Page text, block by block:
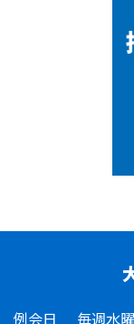
例会日 毎週水